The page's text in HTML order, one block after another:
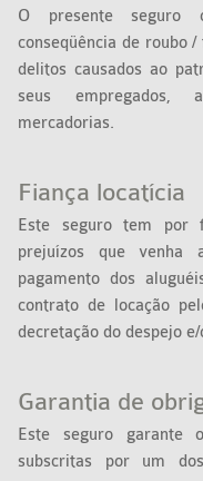
O presente seguro
conseqüência de roubo
delitos causados ao
seus empregados,
mercadorias.
Fiança locatícia
Este seguro tem por
prejuízos que venha
pagamento dos
contrato de locação
decretação do despejo
Garantia de
Este seguro garante
subscritas por um